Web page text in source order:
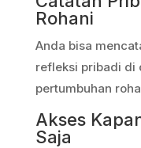
Rohani
Anda bisa
refleksi pribadi di
pertumbuhan
Akses
Saja